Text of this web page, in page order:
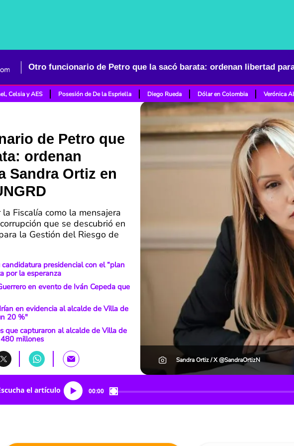
Celsia y AES Posesión de De la Espriella Diego Rueda Dólar en Colombia Verónica
de Petro que
ordenan
Sandra Ortiz en
Fiscalía como la mensajera
que se descubrió en
la Gestión del Riesgo de
presidencial con el “plan
por la esperanza
en evento de Iván Cepeda que
en evidencia al alcalde de Villa de
20 %"
que capturaron al alcalde de Villa de
millones
Sandra Ortiz / X @SandraOrtizN
el artículo 00:00